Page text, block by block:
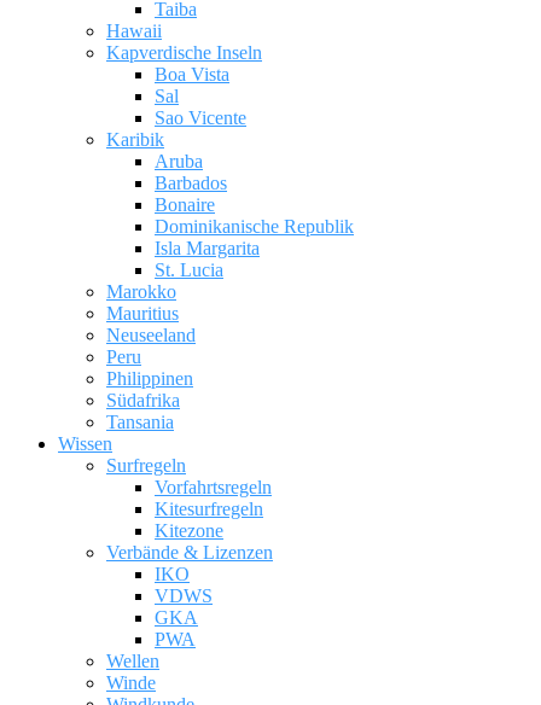
Taiba
Hawaii
Kapverdische Inseln
Boa Vista
Sal
Sao Vicente
Karibik
Aruba
Barbados
Bonaire
Dominikanische Republik
Isla Margarita
St. Lucia
Marokko
Mauritius
Neuseeland
Peru
Philippinen
Südafrika
Tansania
Wissen
Surfregeln
Vorfahrtsregeln
Kitesurfregeln
Kitezone
Verbände & Lizenzen
IKO
VDWS
GKA
PWA
Wellen
Winde